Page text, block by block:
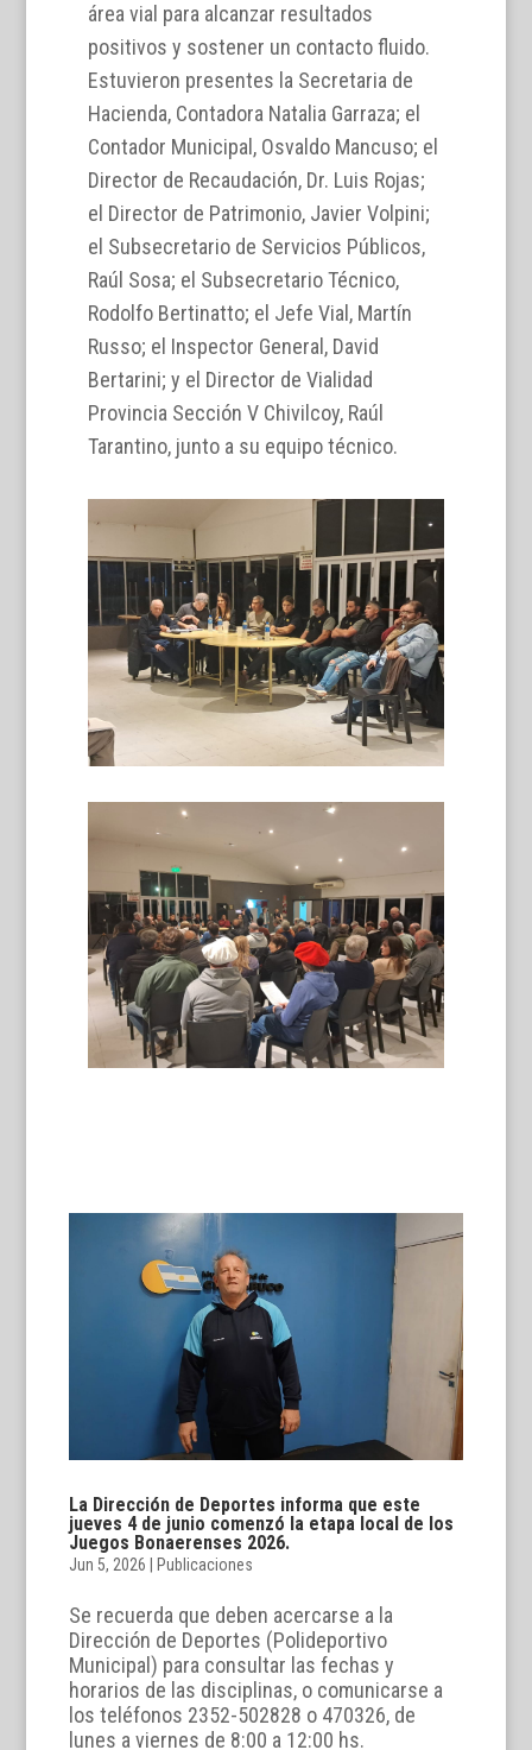
área vial para alcanzar resultados
positivos y sostener un contacto fluido.
Estuvieron presentes la Secretaria de
Hacienda, Contadora Natalia Garraza; el
Contador Municipal, Osvaldo Mancuso; el
Director de Recaudación, Dr. Luis Rojas;
el Director de Patrimonio, Javier Volpini;
el Subsecretario de Servicios Públicos,
Raúl Sosa; el Subsecretario Técnico,
Rodolfo Bertinatto; el Jefe Vial, Martín
Russo; el Inspector General, David
Bertarini; y el Director de Vialidad
Provincia Sección V Chivilcoy, Raúl
Tarantino, junto a su equipo técnico.
La Dirección de Deportes informa que este
jueves 4 de junio comenzó la etapa local de los
Juegos Bonaerenses 2026.
Jun 5, 2026 Publicaciones
Se recuerda que deben acercarse a la
Dirección de Deportes (Polideportivo
Municipal) para consultar las fechas y
horarios de las disciplinas, o comunicarse a
los teléfonos 2352-502828 o 470326, de
lunes a viernes de 8:00 a 12:00 hs.